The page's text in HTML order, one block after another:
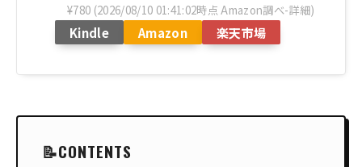
¥780 (2026/08/10 01:41:02時点 Amazon調べ-詳細)
Kindle Amazon 楽天市場
CONTENTS